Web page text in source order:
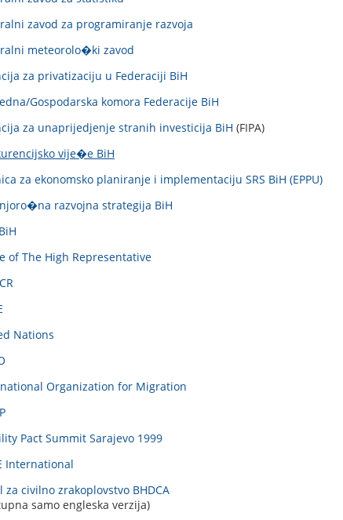
zavod za programiranje razvoja
meteorolo�ki zavod
za privatizaciju u Federaciji BiH
Gospodarska komora Federacije BiH
za unaprijedjenje stranih investicija BiH (FIPA)
vije�e BiH
za ekonomsko planiranje i implementaciju SRS BiH (EPPU)
razvojna strategija BiH
of The High Representative
Nations
Organization for Migration
Pact Summit Sarajevo 1999
International
za civilno zrakoplovstvo BHDCA
samo engleska verzija)